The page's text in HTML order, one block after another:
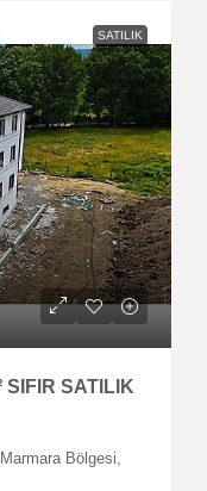
SATILIK
SIFIR SATILIK
Bölgesi,